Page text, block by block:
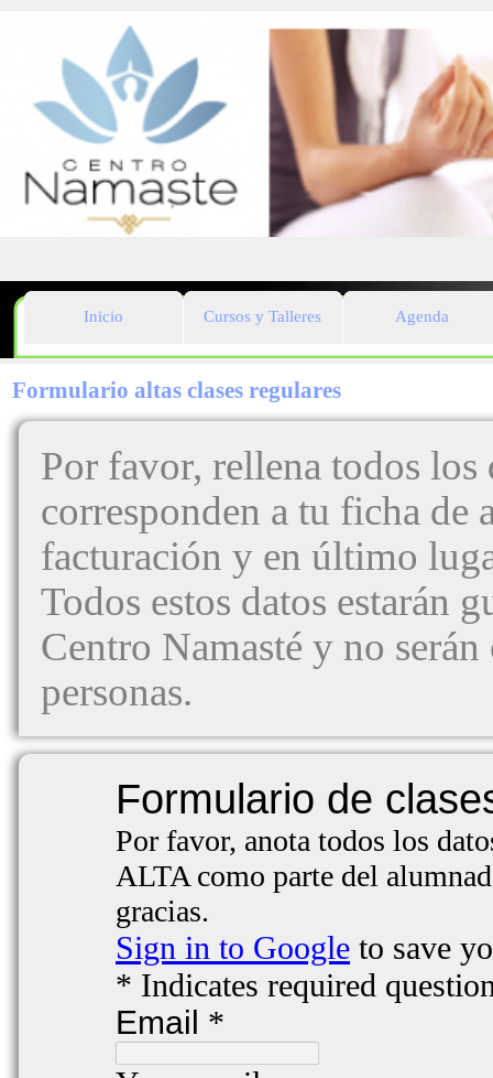
Inicio Cursos y Talleres Agenda
Formulario altas clases regulares
Por favor, rellena todos
corresponden a tu ficha de
facturación y en último
Todos estos datos estarán
Centro Namasté y no
personas.